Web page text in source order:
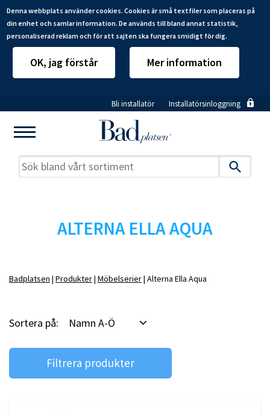
Denna webbplats använder cookies. Cookies är små textfiler som placeras på
din enhet och samlar information. De används till bland annat statistik,
personaliserad reklam och för att sajten ska fungera smidigt för dig.
OK, jag förstår Mer information
till
huvudinnehåll
Bli installatör Installatörsinloggning
Badrumstips
Våra varumärken
Mitt badrum Installatörer
ALTERNA ELLA AQUA
Badplatsen Produkter Möbelserier Alterna Ella Aqua
Sortera på: Namn A-Ö
Filtrera produkter